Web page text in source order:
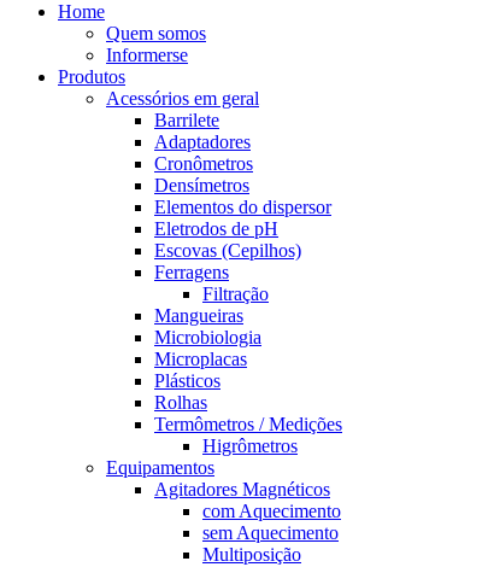
Home
Quem somos
Informerse
Produtos
Acessórios em geral
Barrilete
Adaptadores
Cronômetros
Densímetros
Elementos do dispersor
Eletrodos de pH
Escovas (Cepilhos)
Ferragens
Filtração
Mangueiras
Microbiologia
Microplacas
Plásticos
Rolhas
Termômetros / Medições
Higrômetros
Equipamentos
Agitadores Magnéticos
com Aquecimento
sem Aquecimento
Multiposição